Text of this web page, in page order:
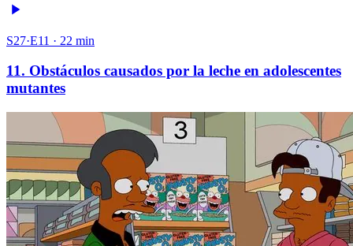
S27·E11 · 22 min
11. Obstáculos causados por la leche en adolescentes
mutantes